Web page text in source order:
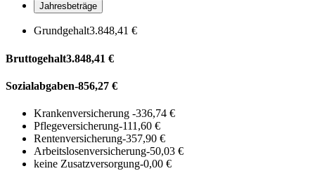
Jahresbeträge
Grundgehalt3.848,41 €
Bruttogehalt3.848,41 €
Sozialabgaben-856,27 €
Krankenversicherung -336,74 €
Pflegeversicherung-111,60 €
Rentenversicherung-357,90 €
Arbeitslosenversicherung-50,03 €
keine Zusatzversorgung-0,00 €